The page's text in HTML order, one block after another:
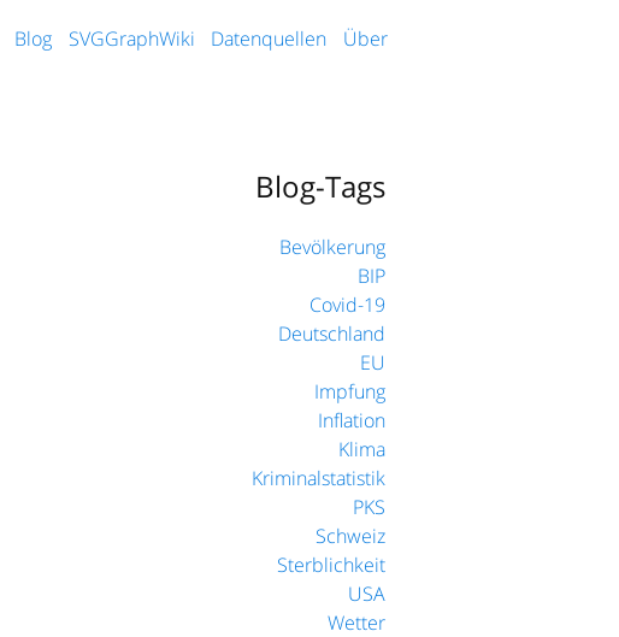
Blog SVGGraphWiki Datenquellen Über
Blog-Tags
Bevölkerung
BIP
Covid-19
Deutschland
EU
Impfung
Inflation
Klima
Kriminalstatistik
PKS
Schweiz
Sterblichkeit
USA
Wetter